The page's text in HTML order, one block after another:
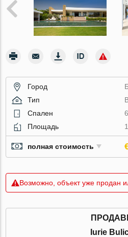
Город
Тип
Спален
6
Площадь
полная стоимость
Возможно, объект уже продан
Iurie